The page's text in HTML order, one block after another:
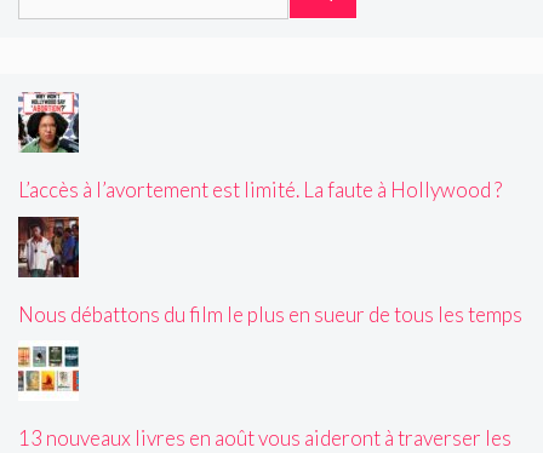
L’accès à l’avortement est limité. La faute à Hollywood ?
Nous débattons du film le plus en sueur de tous les temps
13 nouveaux livres en août vous aideront à traverser les